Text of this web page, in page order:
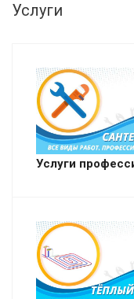
Услуги
Услуги